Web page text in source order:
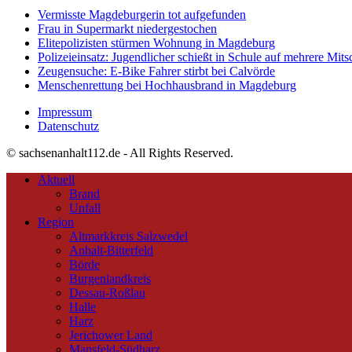
Vermisste Magdeburgerin tot aufgefunden
Frau in Supermarkt niedergestochen
Elitepolizisten stürmen Wohnung in Magdeburg
Polizeieinsatz: Jugendlicher schießt in Schule auf mehrere
Zeugensuche: E-Bike Fahrer stirbt bei Calvörde
Menschenrettung bei Hochhausbrand in Magdeburg
Impressum
Datenschutz
© sachsenanhalt112.de - All Rights Reserved.
Aktuell
Brand
Unfall
Region
Altmarkkreis Salzwedel
Anhalt-Bitterfeld
Börde
Burgenlandkreis
Dessau-Roßlau
Halle
Harz
Jerichower Land
Mansfeld-Südharz